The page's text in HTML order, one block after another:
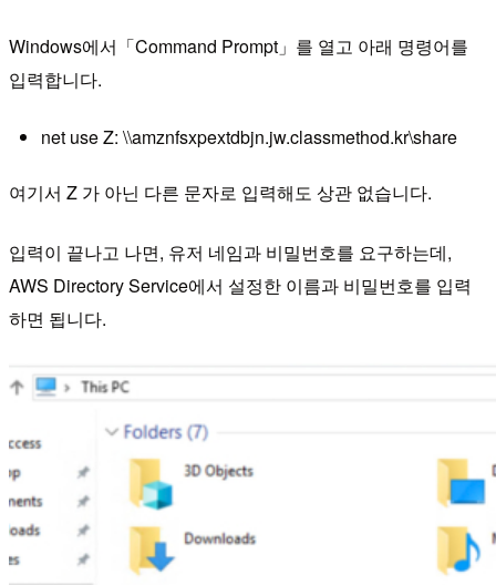
Windows에서「Command Prompt」를 열고 아래 명령어를
입력합니다.
net use Z: \\amznfsxpextdbjn.jw.classmethod.kr\share
여기서 Z 가 아닌 다른 문자로 입력해도 상관 없습니다.
입력이 끝나고 나면, 유저 네임과 비밀번호를 요구하는데,
AWS Directory Service에서 설정한 이름과 비밀번호를 입력
하면 됩니다.